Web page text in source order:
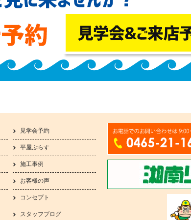
見学会予約
平屋ぷらす
施工事例
お客様の声
コンセプト
スタッフブログ